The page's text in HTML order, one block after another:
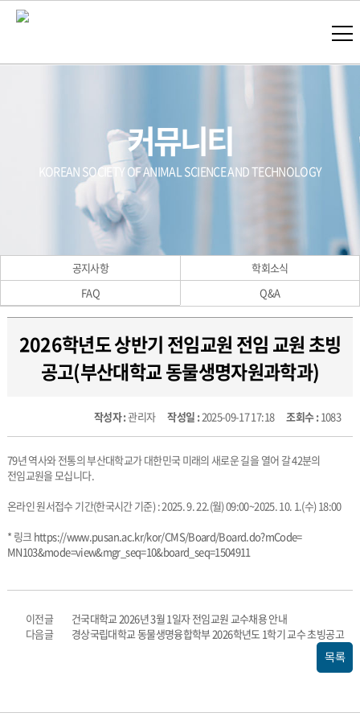
커뮤니티
KOREAN SOCIETY OF ANIMAL SCIENCE AND TECHNOLOGY
공지사항
학회소식
FAQ
Q&A
2026학년도 상반기 전임교원 전임 교원 초빙
공고(부산대학교 동물생명자원과학과)
작성자 :관리자작성일 :2025-09-17 17:18조회수 :1083
79년 역사와 전통의 부산대학교가 대한민국 미래의 새로운 길을 열어 갈 42분의
전임교원을 모십니다.
온라인 원서접수 기간(한국시간 기준) : 2025. 9. 22.(월) 09:00~2025. 10. 1.(수) 18:00
* 링크https://www.pusan.ac.kr/kor/CMS/Board/Board.do?mCode=
MN103&mode=view&mgr_seq=10&board_seq=1504911
이전글
건국대학교 2026년 3월 1일자 전임교원 교수채용 안내
다음글
경상국립대학교 동물생명융합학부 2026학년도 1학기 교수 초빙공고
목록